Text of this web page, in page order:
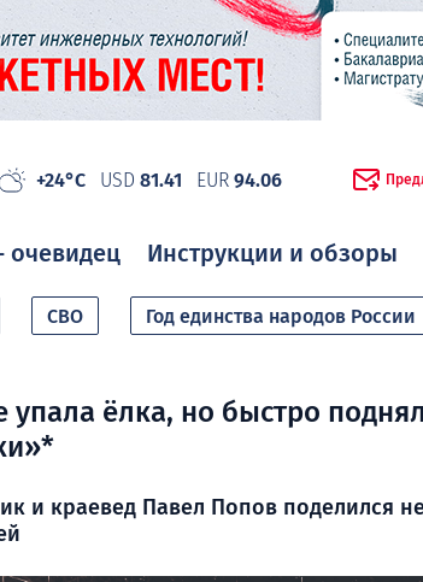
+24°C USD 81.41 EUR 94.06
очевидец Инструкции и обзоры
СВО Год единства народов России
ёлка, но быстро
и краевед Павел Попов поделился